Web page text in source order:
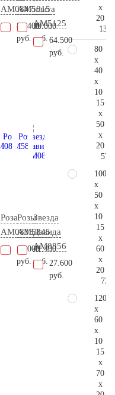
AM0847
87.400
руб.
AM5815
10.000
руб.
плита
AM5125
64.500
руб.
Роза
AM0833
10.000
руб.
Розы
AM5845
41.400
руб.
Звезда
Давида
AM0856
27.600
руб.
x
20
80
x
40
x
10
15
x
50
x
20
100
x
50
x
10
15
x
60
x
20
120
x
60
x
10
15
x
70
x